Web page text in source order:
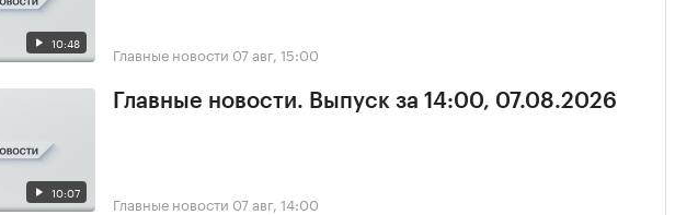
10:48 Главные новости 07 авг, 15:00
10:07
Главные новости. Выпуск за 14:00, 07.08.2026
Главные новости 07 авг, 14:00